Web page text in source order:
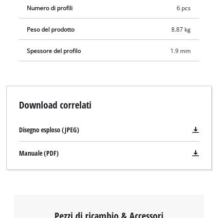
Numero di profili 6 pcs
Peso del prodotto 8.87 kg
Spessore del profilo 1.9 mm
Download correlati
Disegno esploso (JPEG)
Manuale (PDF)